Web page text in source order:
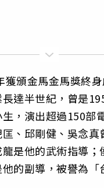
獲頒金馬金馬獎終
達半世紀，曾是
，演出超過150部
、邱剛健、吳念真
是他的武術指導；
的副導，被譽為「